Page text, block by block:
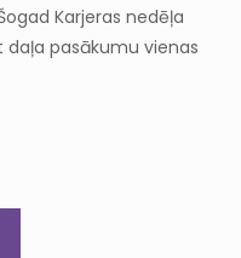
Karjeras nedēļa
daļa pasākumu vienas